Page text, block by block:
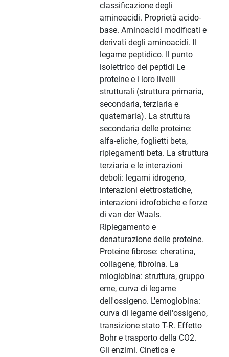
classificazione degli
aminoacidi. Proprietà acido-
base. Aminoacidi modificati e
derivati degli aminoacidi. Il
legame peptidico. Il punto
isolettrico dei peptidi Le
proteine e i loro livelli
strutturali (struttura primaria,
secondaria, terziaria e
quaternaria). La struttura
secondaria delle proteine:
alfa-eliche, foglietti beta,
ripiegamenti beta. La struttura
terziaria e le interazioni
deboli: legami idrogeno,
interazioni elettrostatiche,
interazioni idrofobiche e forze
di van der Waals.
Ripiegamento e
denaturazione delle proteine.
Proteine fibrose: cheratina,
collagene, fibroina. La
mioglobina: struttura, gruppo
eme, curva di legame
dell'ossigeno. L'emoglobina:
curva di legame dell'ossigeno,
transizione stato T-R. Effetto
Bohr e trasporto della CO2.
Gli enzimi. Cinetica e